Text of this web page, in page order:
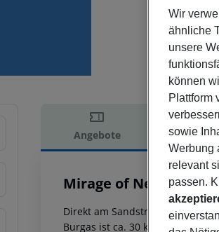
Angebote
Mirage of Nessebar
Direkt am Sandstrand
Burgas ist ca. 30 km entfernt.
Wir
ähnliche
unsere
können
Plattform
sowie
Werbung
relevant
passen.